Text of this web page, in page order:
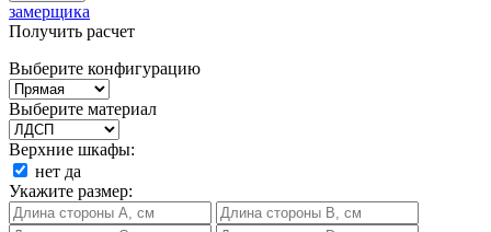
замерщика
Получить расчет
Выберите конфигурацию
Выберите материал
Верхние шкафы:
нет да
Укажите размер: